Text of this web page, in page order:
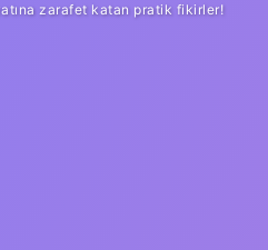
zarafet katan pratik fikirler!